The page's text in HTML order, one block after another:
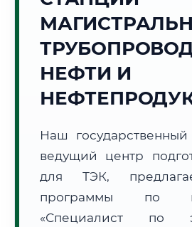
Расчет логистики оригиналов:
📜 Документы и аккредитация
🔍Нажмите на документ для
НЕФТИ И
Наш государственный
ведущий центр
для ТЭК,
программы по
«Специалист по